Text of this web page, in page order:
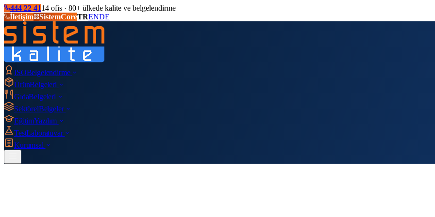
444 22 4114 ofis · 80+ ülkede kalite ve belgelendirme
İletişim
SistemCoreTRENDE
ISOBelgelendirme
ÜrünBelgeleri
GıdaBelgeleri
SektörelBelgeler
EğitimYazılım
TestLaboratuvar
Kurumsal